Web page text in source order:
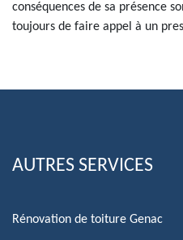
conséquences de sa présence
toujours de faire appel à un
AUTRES SERVICES
Rénovation de toiture Genac